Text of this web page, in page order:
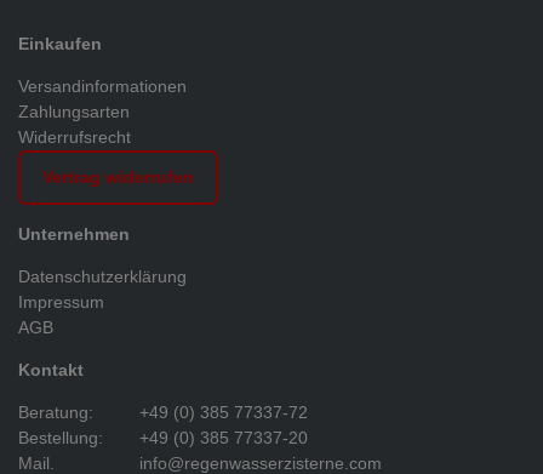
Einkaufen
Versandinformationen
Zahlungsarten
Widerrufsrecht
Vertrag widerrufen
Unternehmen
Datenschutzerklärung
Impressum
AGB
Kontakt
Beratung:
+49 (0) 385 77337-72
Bestellung:
+49 (0) 385 77337-20
Mail.
info@regenwasserzisterne.com